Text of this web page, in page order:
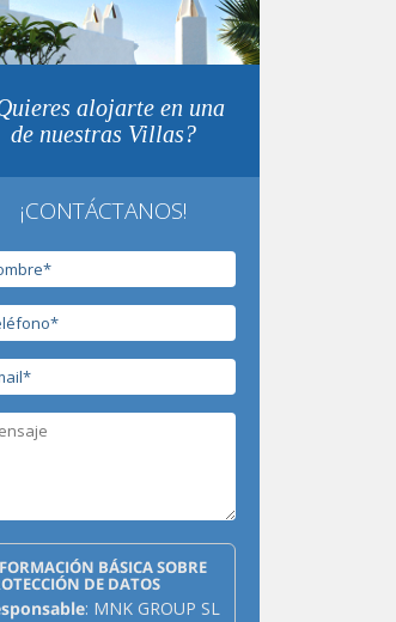
alojarte en una
de nuestras Villas?
¡CONTÁCTANOS!
BÁSICA SOBRE
DE DATOS
: MNK GROUP SL